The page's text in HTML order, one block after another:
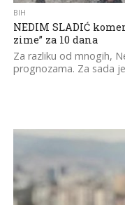
BIH
NEDIM SLADIĆ
zime” za 10 dana
Za razliku od mnogih,
prognozama. Za sada